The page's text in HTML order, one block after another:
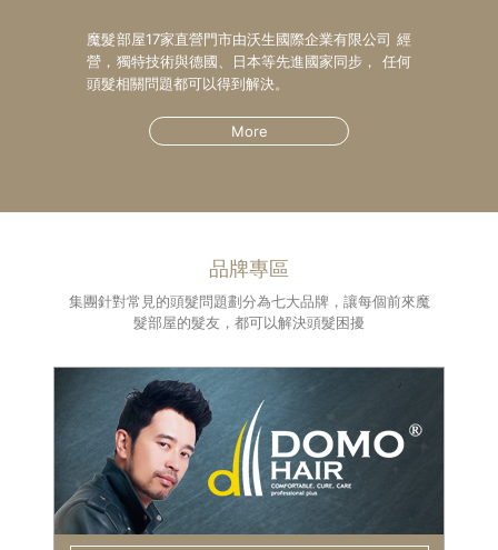
魔髮部屋17家直營門市由沃生國際企業有限公司 經
營，獨特技術與德國、日本等先進國家同步， 任何
頭髮相關問題都可以得到解決。
More
品牌專區
集團針對常見的頭髮問題劃分為七大品牌，讓每個前來魔
髮部屋的髮友，都可以解決頭髮困擾